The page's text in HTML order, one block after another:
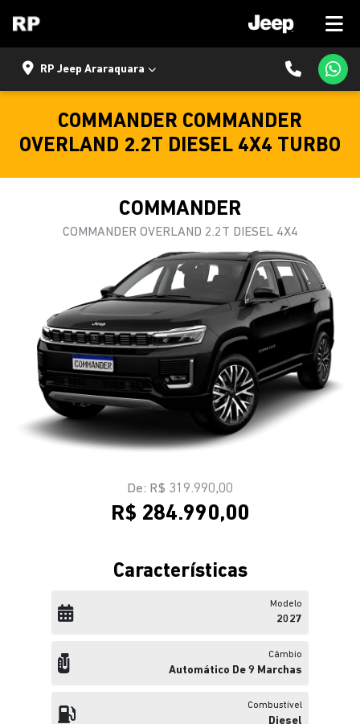
RP Jeep Araraquara
COMMANDER COMMANDER
OVERLAND 2.2T DIESEL 4X4 TURBO
COMMANDER
COMMANDER OVERLAND 2.2T DIESEL 4X4
De: R$ 319.990,00
R$ 284.990,00
Características
Modelo
2027
Câmbio
Automático De 9 Marchas
Combustível
Diesel